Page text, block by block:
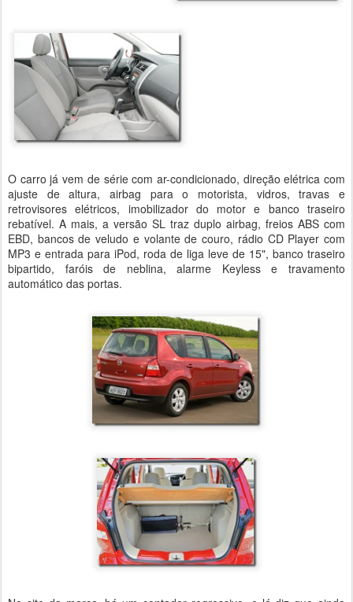
O carro já vem de série com ar-condicionado, direção elétrica com
ajuste de altura, airbag para o motorista, vidros, travas e
retrovisores elétricos, imobilizador do motor e banco traseiro
rebatível. A mais, a versão SL traz duplo airbag, freios ABS com
EBD, bancos de veludo e volante de couro, rádio CD Player com
MP3 e entrada para iPod, roda de liga leve de 15", banco traseiro
bipartido, faróis de neblina, alarme Keyless e travamento
automático das portas.